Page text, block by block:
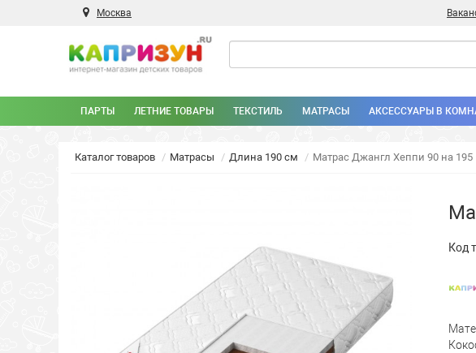
Москва
ПАРТЫ ЛЕТНИЕ ТОВАРЫ ТЕКСТИЛЬ МАТРАСЫ АКСЕССУАРЫ В
Каталог товаров Матрасы Длина 190 см Матрас Джангл Хеппи 90 на 195
Код